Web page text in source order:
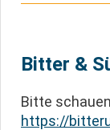
Bitter &
Bitte
https://